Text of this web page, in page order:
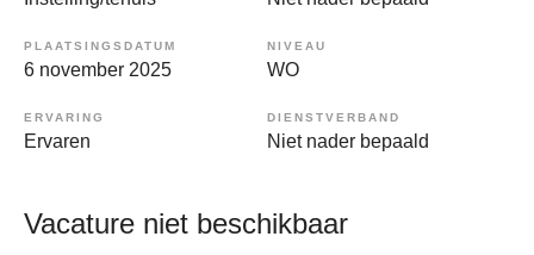
PLAATSINGSDATUM
6 november 2025
NIVEAU
WO
ERVARING
Ervaren
DIENSTVERBAND
Niet nader bepaald
Vacature niet beschikbaar